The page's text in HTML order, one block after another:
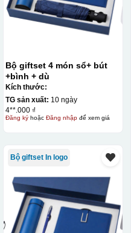
Bộ giftset 4 món sổ+ bút
+bình + dù
Kích thước:
TG sản xuất: 10 ngày
4**.000 ₫
Đăng kýhoặc Đăng nhậpđể xem giá
Bộ giftset In logo